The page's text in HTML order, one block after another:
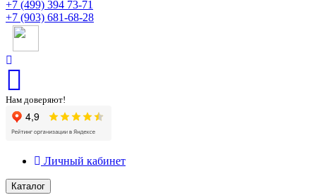
+7 (499) 394 73-71
+7 (903) 681-68-28
Нам доверяют!
Личный кабинет
Каталог